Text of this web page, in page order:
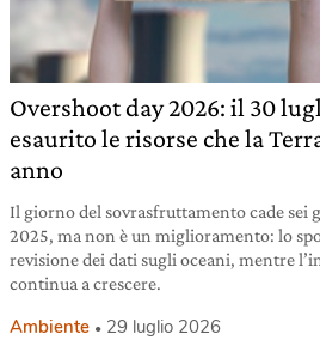
Overshoot day 2026: il 30
esaurito le risorse che la
anno
Il giorno del sovrasfruttamento cade sei
2025, ma non è un miglioramento: lo
revisione dei dati sugli oceani, mentre
continua a crescere.
Ambiente 29 luglio 2026